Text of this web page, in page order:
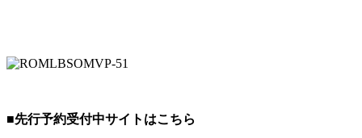
■先行予約受付中サイトはこちら